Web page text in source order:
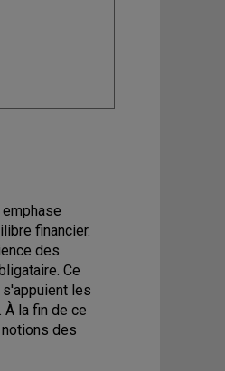
financier.
des
Ce
les
la fin de ce
des